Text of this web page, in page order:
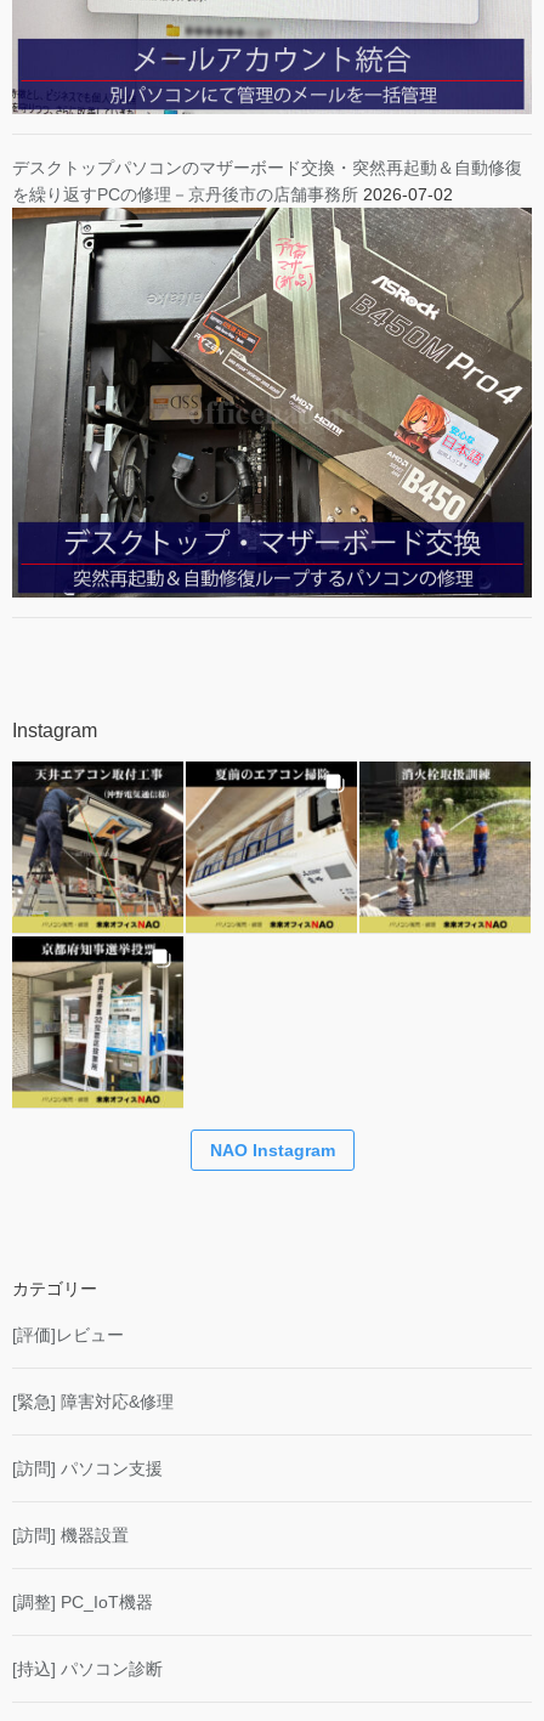
デスクトップパソコンのマザーボード交換・突然再起動＆自動修復
を繰り返すPCの修理－京丹後市の店舗事務所 2026-07-02
Instagram
NAO Instagram
カテゴリー
[評価]レビュー
[緊急] 障害対応&修理
[訪問] パソコン支援
[訪問] 機器設置
[調整] PC_IoT機器
[持込] パソコン診断